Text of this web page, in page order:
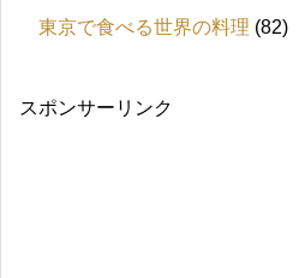
東京で食べる世界の料理 (82)
スポンサーリンク